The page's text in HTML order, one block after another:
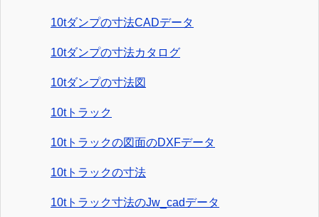
10tダンプの寸法CADデータ
10tダンプの寸法カタログ
10tダンプの寸法図
10tトラック
10tトラックの図面のDXFデータ
10tトラックの寸法
10tトラック寸法のJw_cadデータ